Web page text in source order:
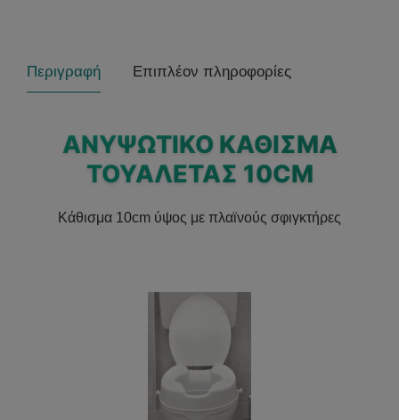
Περιγραφή Επιπλέον πληροφορίες
ΑΝΥΨΩΤΙΚΌ ΚΆΘΙΣΜΑ
ΤΟΥΑΛΈΤΑΣ 10CM
Κάθισμα 10cm ύψος με πλαϊνούς σφιγκτήρες